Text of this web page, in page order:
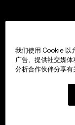
我们使用 Cookie 以
广告、提供社交媒
分析合作伙伴分享有